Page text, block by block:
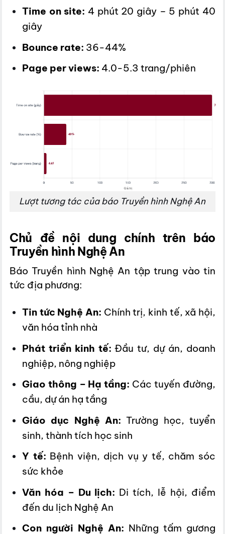
Time on site: 4 phút 20 giây – 5 phút 40
giây
Bounce rate: 36-44%
Page per views: 4.0-5.3 trang/phiên
Lượt tương tác của báo Truyền hình Nghệ An
Chủ đề nội dung chính trên báo
Truyền hình Nghệ An
Báo Truyền hình Nghệ An tập trung vào tin
tức địa phương:
Tin tức Nghệ An: Chính trị, kinh tế, xã hội,
văn hóa tỉnh nhà
Phát triển kinh tế: Đầu tư, dự án, doanh
nghiệp, nông nghiệp
Giao thông – Hạ tầng: Các tuyến đường,
cầu, dự án hạ tầng
Giáo dục Nghệ An: Trường học, tuyển
sinh, thành tích học sinh
Y tế: Bệnh viện, dịch vụ y tế, chăm sóc
sức khỏe
Văn hóa – Du lịch: Di tích, lễ hội, điểm
đến du lịch Nghệ An
Con người Nghệ An: Những tấm gương